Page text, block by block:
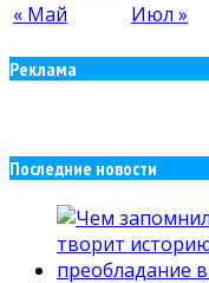
« Май Июл »
Реклама
Последние новости